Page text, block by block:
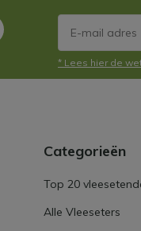
* Lees hier de
Categorieën
Top 20
Alle Vleeseters